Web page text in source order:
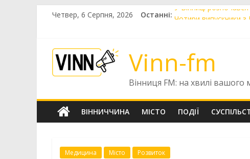
SkipЧетвер, 6 Серпня, 2026 Останні: У Вінниці
6 серпня у Вінниці
Vinn-fm
Вінниця FM: на хвилі вашого
ВІННИЧЧИНА МІСТО ПОДІЇ
Медицина Місто Розвиток